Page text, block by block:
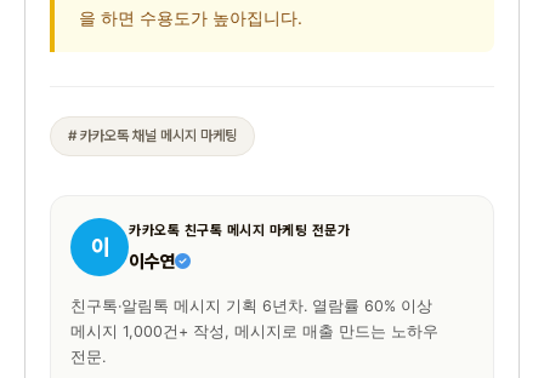
을 하면 수용도가 높아집니다.
# 카카오톡 채널 메시지 마케팅
이
카카오톡 친구톡 메시지 마케팅 전문가
이수연
친구톡·알림톡 메시지 기획 6년차. 열람률 60% 이상
메시지 1,000건+ 작성, 메시지로 매출 만드는 노하우
전문.